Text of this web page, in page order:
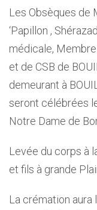
Les Obsèques de
‘Papillon ,
médicale,
et de CSB de
demeurant à
seront célébrées
Notre Dame de
Levée du corps à
et fils à grande
La crémation aura